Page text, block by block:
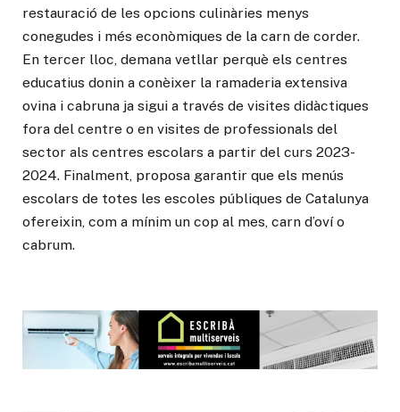
restauració de les opcions culinàries menys
conegudes i més econòmiques de la carn de corder.
En tercer lloc, demana vetllar perquè els centres
educatius donin a conèixer la ramaderia extensiva
ovina i cabruna ja sigui a través de visites didàctiques
fora del centre o en visites de professionals del
sector als centres escolars a partir del curs 2023-
2024. Finalment, proposa garantir que els menús
escolars de totes les escoles públiques de Catalunya
ofereixin, com a mínim un cop al mes, carn d’oví o
cabrum.